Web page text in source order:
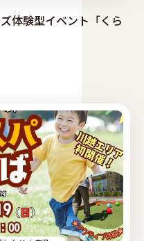
体験型イベント「くら